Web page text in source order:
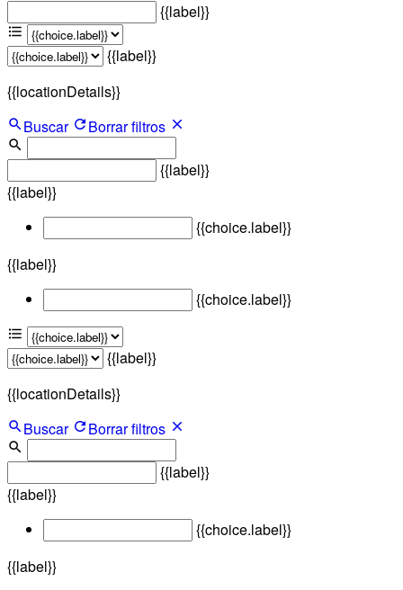
{{label}}
{{label}}
{{locationDetails}}
Buscar
Borrar filtros
{{label}}
{{label}}
{{choice.label}}
{{label}}
{{choice.label}}
{{label}}
{{locationDetails}}
Buscar
Borrar filtros
{{label}}
{{label}}
{{choice.label}}
{{label}}